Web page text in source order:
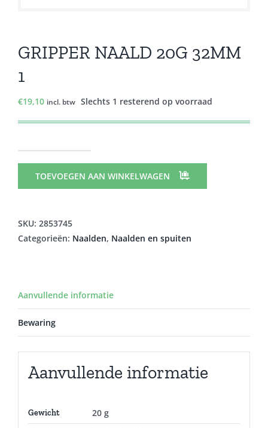
GRIPPER NAALD 20G 32MM
1
€19,10 incl. btw Slechts 1 resterend op voorraad
NAALD
20G
TOEVOEGEN AAN WINKELWAGEN
SKU: 2853745
Categorieën: Naalden, Naalden en spuiten
Aanvullende informatie
Bewaring
Aanvullende informatie
Gewicht 20 g